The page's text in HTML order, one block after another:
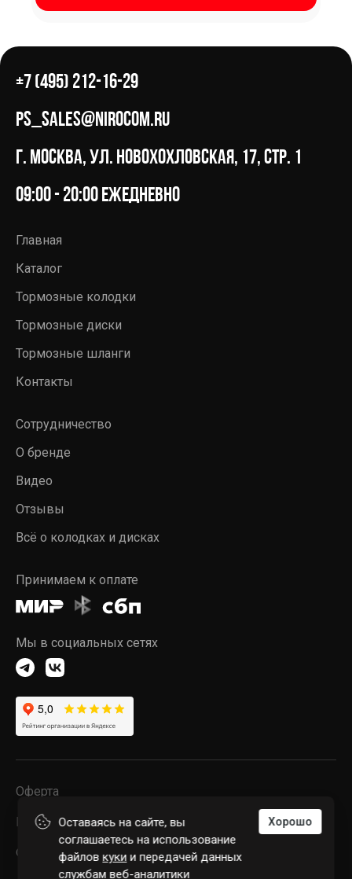
+7 (495) 212-16-29
ps_sales@nirocom.ru
г. Москва, ул. Новохохловская, 17, стр. 1
09:00 - 20:00 ежедневно
Главная
Каталог
Тормозные колодки
Тормозные диски
Тормозные шланги
Контакты
Сотрудничество
О бренде
Видео
Отзывы
Всё о колодках и дисках
Принимаем к оплате
Мы в социальных сетях
Оферта
Конфиденциальность
© 2026 POWERSTOP LLC
Оставаясь на сайте, вы
соглашаетесь на использование
файловкуки и передачей данных
службам веб-аналитики
Хорошо